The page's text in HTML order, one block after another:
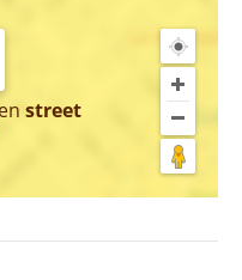
en street